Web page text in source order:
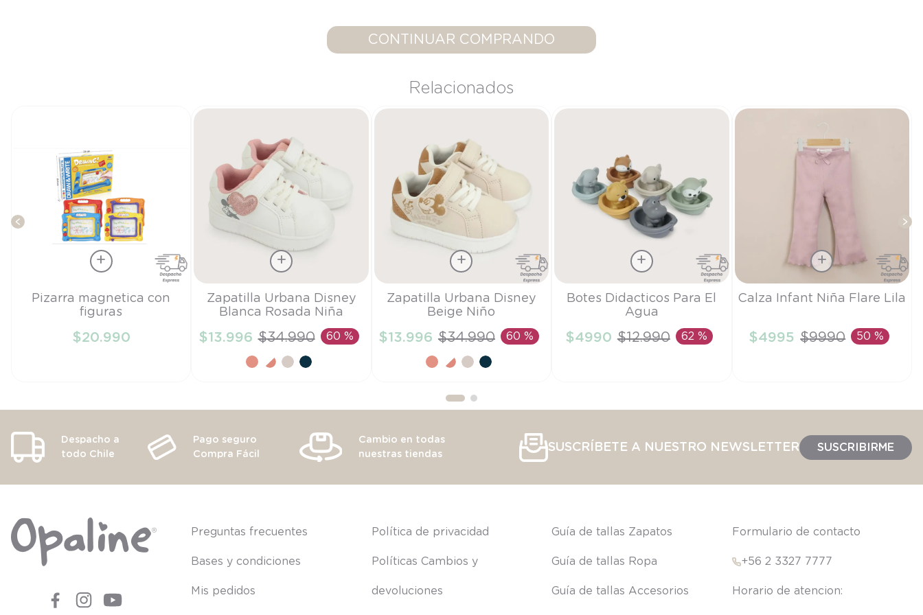
CONTINUAR COMPRANDO
Relacionados
Talla
AÑADIR AL CARRITO
Pizarra magnetica con
figuras
$20.990
Talla
AÑADIR AL CARRITO
Zapatilla Urbana Disney
Blanca Rosada Niña
$13.996 $34.990 60 %
Talla
AÑADIR AL CARRITO
Zapatilla Urbana Disney
Beige Niño
$13.996 $34.990 60 %
Talla
AÑADIR AL CARRITO
Botes Didacticos Para El
Agua
$4990 $12.990 62 %
Talla
AÑADIR AL CARRITO
Calza Infant Niña Flare Lila
$4995 $9990 50 %
Despacho a
todo Chile
Pago seguro
Compra Fácil
Cambio en todas
nuestras tiendas
SUSCRÍBETE A NUESTRO NEWSLETTER SUSCRIBIRME
Preguntas frecuentes
Bases y condiciones
Mis pedidos
Política de privacidad
Políticas Cambios y
devoluciones
Guía de tallas Zapatos
Guía de tallas Ropa
Guía de tallas Accesorios
Formulario de contacto
+56 2 3327 7777
10. poleron